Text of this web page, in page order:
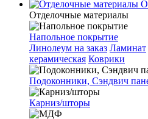
Отделочные материалы
Напольное покрытие
Линолеум на заказ Ламинат
керамическая Коврики
Подоконники, Сэндвич
Карниз/шторы